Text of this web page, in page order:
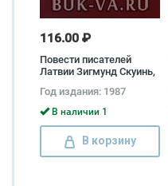
116.00 ₽
Повести писателей
Латвии Зигмунд Скуинь,
Калве, Мара Свире,
Андрис Якубан
Год издания: 1987
В наличии 1
В корзину